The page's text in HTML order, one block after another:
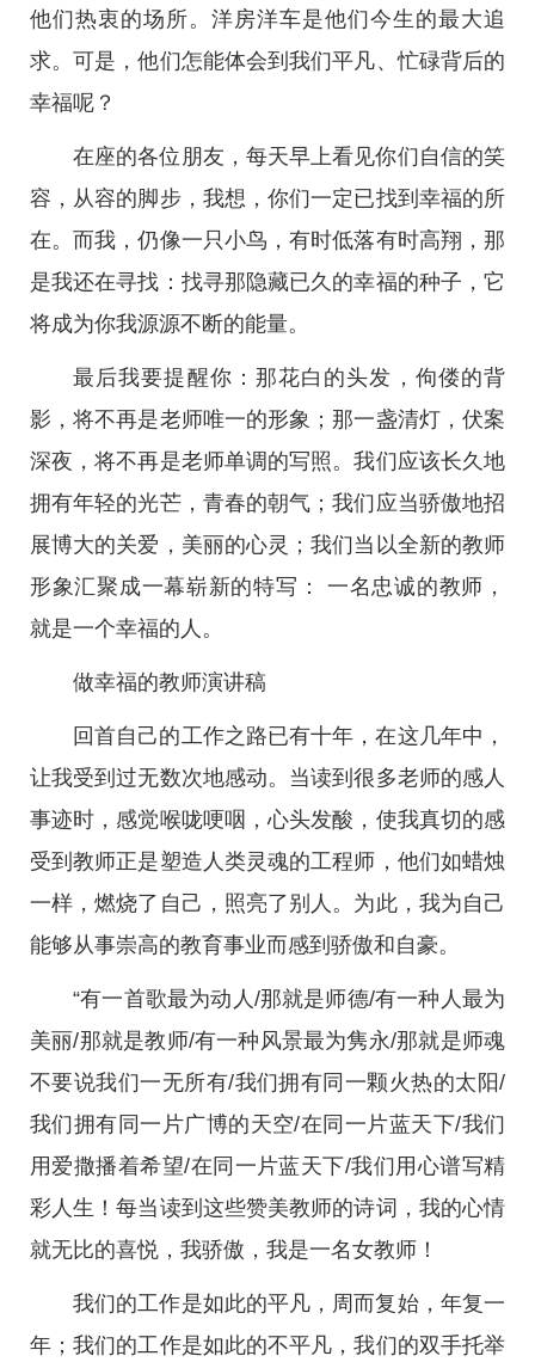
他们热衷的场所。洋房洋车是他们今生的最大追
求。可是，他们怎能体会到我们平凡、忙碌背后的
幸福呢？
在座的各位朋友，每天早上看见你们自信的笑
容，从容的脚步，我想，你们一定已找到幸福的所
在。而我，仍像一只小鸟，有时低落有时高翔，那
是我还在寻找：找寻那隐藏已久的幸福的种子，它
将成为你我源源不断的能量。
最后我要提醒你：那花白的头发，佝偻的背
影，将不再是老师唯一的形象；那一盏清灯，伏案
深夜，将不再是老师单调的写照。我们应该长久地
拥有年轻的光芒，青春的朝气；我们应当骄傲地招
展博大的关爱，美丽的心灵；我们当以全新的教师
形象汇聚成一幕崭新的特写： 一名忠诚的教师，
就是一个幸福的人。
做幸福的教师演讲稿
回首自己的工作之路已有十年，在这几年中，
让我受到过无数次地感动。当读到很多老师的感人
事迹时，感觉喉咙哽咽，心头发酸，使我真切的感
受到教师正是塑造人类灵魂的工程师，他们如蜡烛
一样，燃烧了自己，照亮了别人。为此，我为自己
能够从事崇高的教育事业而感到骄傲和自豪。
“有一首歌最为动人/那就是师德/有一种人最为
美丽/那就是教师/有一种风景最为隽永/那就是师魂
不要说我们一无所有/我们拥有同一颗火热的太阳/
我们拥有同一片广博的天空/在同一片蓝天下/我们
用爱撒播着希望/在同一片蓝天下/我们用心谱写精
彩人生！每当读到这些赞美教师的诗词，我的心情
就无比的喜悦，我骄傲，我是一名女教师！
我们的工作是如此的平凡，周而复始，年复一
年；我们的工作是如此的不平凡，我们的双手托举